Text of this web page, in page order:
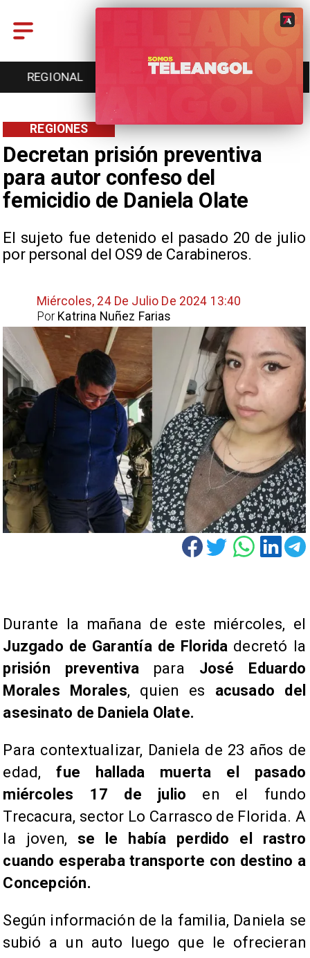
REGIONAL ENTRETENCIÓN DEPORTES
Decretan prisión preventiva
para autor confeso del
femicidio de Daniela Olate
El sujeto fue detenido el pasado 20 de julio
por personal del OS9 de Carabineros.
REGIONES
Miércoles, 24 De Julio De 2024 13:40
Katrina Nuñez Farias
Por
Durante la mañana de este miércoles, el
Juzgado de Garantía de Florida decretó la
prisión preventivapara José Eduardo
Morales Morales, quien es acusado del
asesinato de Daniela Olate.
Para contextualizar, Daniela de 23 años de
edad, fue hallada muerta el pasado
miércoles 17 de julio en el fundo
Trecacura, sector Lo Carrasco de Florida. A
la joven, se le había perdido el rastro
cuando esperaba transporte con destino a
Concepción.
Según información de la familia, Daniela se
subió a un auto luego que le ofrecieran